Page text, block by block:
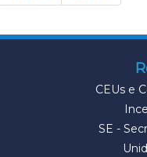
CEUs e
SE -